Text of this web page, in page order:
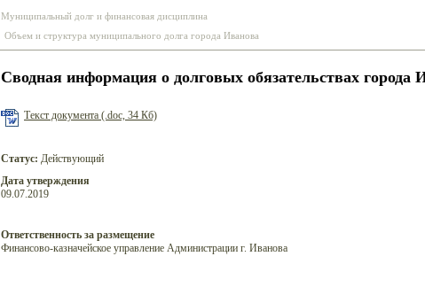
Муниципальный долг и финансовая дисциплина
Объем и структура муниципального долга города Иванова
Сводная информация о долговых обязательствах города
Текст документа (.doc, 34 Кб)
Статус: Действующий
Дата утверждения
09.07.2019
Ответственность за размещение
Финансово-казначейское управление Администрации г. Иванова